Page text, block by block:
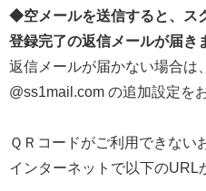
◆空メールを送信すると、ス
登録完了の返信メールが届き
返信メールが届かない場合は
@ss1mail.com の追加設定を
ＱＲコードがご利用できない
インターネットで以下のURL